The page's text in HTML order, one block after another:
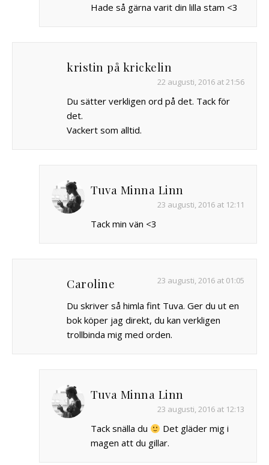
Hade så gärna varit din lilla stam <3
kristin på krickelin
22 augusti, 2016 at 21:56
Du sätter verkligen ord på det. Tack för
det.
Vackert som alltid.
Tuva Minna Linn
23 augusti, 2016 at 12:11
Tack min vän <3
Caroline 23 augusti, 2016 at 01:05
Du skriver så himla fint Tuva. Ger du ut en
bok köper jag direkt, du kan verkligen
trollbinda mig med orden.
Tuva Minna Linn
23 augusti, 2016 at 12:13
Tack snälla du
Det gläder mig i
magen att du gillar.